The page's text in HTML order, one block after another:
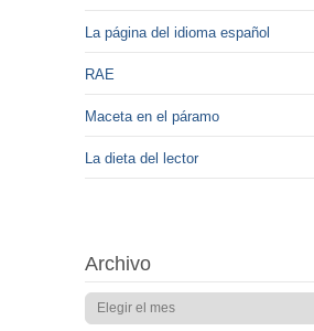
La página del idioma español
RAE
Maceta en el páramo
La dieta del lector
Archivo